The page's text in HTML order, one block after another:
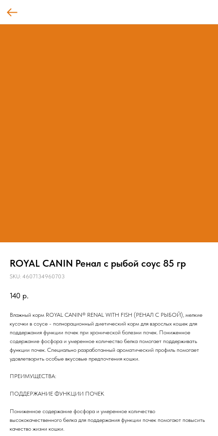
ROYAL CANIN Ренал с рыбой соус 85 гр
SKU: 4607134960703
140 р.
Влажный корм ROYAL CANIN® RENAL WITH FISH (РЕНАЛ С РЫБОЙ), мелкие
кусочки в соусе - полнорационный диетический корм для взрослых кошек для
поддержания функции почек при хронической болезни почек. Пониженное
содержание фосфора и умеренное количество белка помогает поддерживать
функции почек. Специально разработанный ароматический профиль помогает
удовлетворить особые вкусовые предпочтения кошки.
ПРЕИМУЩЕСТВА:
ПОДДЕРЖАНИЕ ФУНКЦИИ ПОЧЕК
Пониженное содержание фосфора и умеренное количество
высококачественного белка для поддержания функции почек помогают повысить
качество жизни кошки.